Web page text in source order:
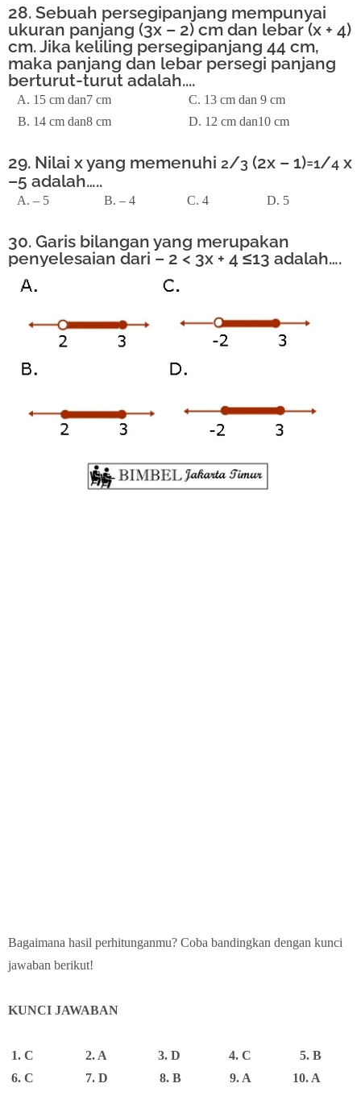
28. Sebuah persegipanjang mempunyai
ukuran panjang (3x – 2) cm dan lebar (x + 4)
cm. Jika keliling persegipanjang 44 cm,
maka panjang dan lebar persegi panjang
berturut-turut adalah....
A. 15 cm dan7 cm C. 13 cm dan 9 cm
B. 14 cm dan8 cm D. 12 cm dan10 cm
29. Nilai x yang memenuhi 2/3 (2x – 1)=1/4 x
–5 adalah…..
A. – 5 B. – 4 C. 4 D. 5
30. Garis bilangan yang merupakan
penyelesaian dari – 2 < 3x + 4 ≤13 adalah….
Bagaimana hasil perhitunganmu? Coba bandingkan dengan kunci
jawaban berikut!
KUNCI JAWABAN
1. C 2. A 3. D 4. C 5. B
6. C 7. D 8. B 9. A 10. A